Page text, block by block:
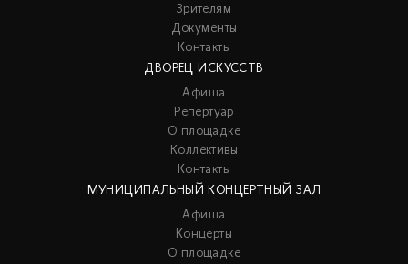
Зрителям
Документы
Контакты
ДВОРЕЦ ИСКУССТВ
Афиша
Репертуар
О площадке
Коллективы
Контакты
МУНИЦИПАЛЬНЫЙ КОНЦЕРТНЫЙ ЗАЛ
Афиша
Концерты
О площадке